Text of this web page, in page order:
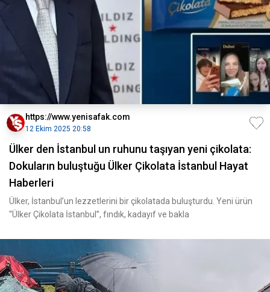
https://www.yenisafak.com
12 Ekim 2025 20:58
Ülker den İstanbul un ruhunu taşıyan yeni çikolata:
Dokuların buluştuğu Ülker Çikolata İstanbul Hayat
Haberleri
Ülker, İstanbul’un lezzetlerini bir çikolatada buluşturdu. Yeni ürün
“Ülker Çikolata İstanbul”, fındık, kadayıf ve bakla